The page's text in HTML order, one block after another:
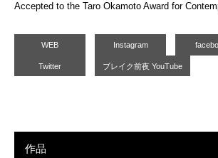
Accepted to the Taro Okamoto Award for
WEB Instagram
Twitter ブレイク前夜 YouTube
作品